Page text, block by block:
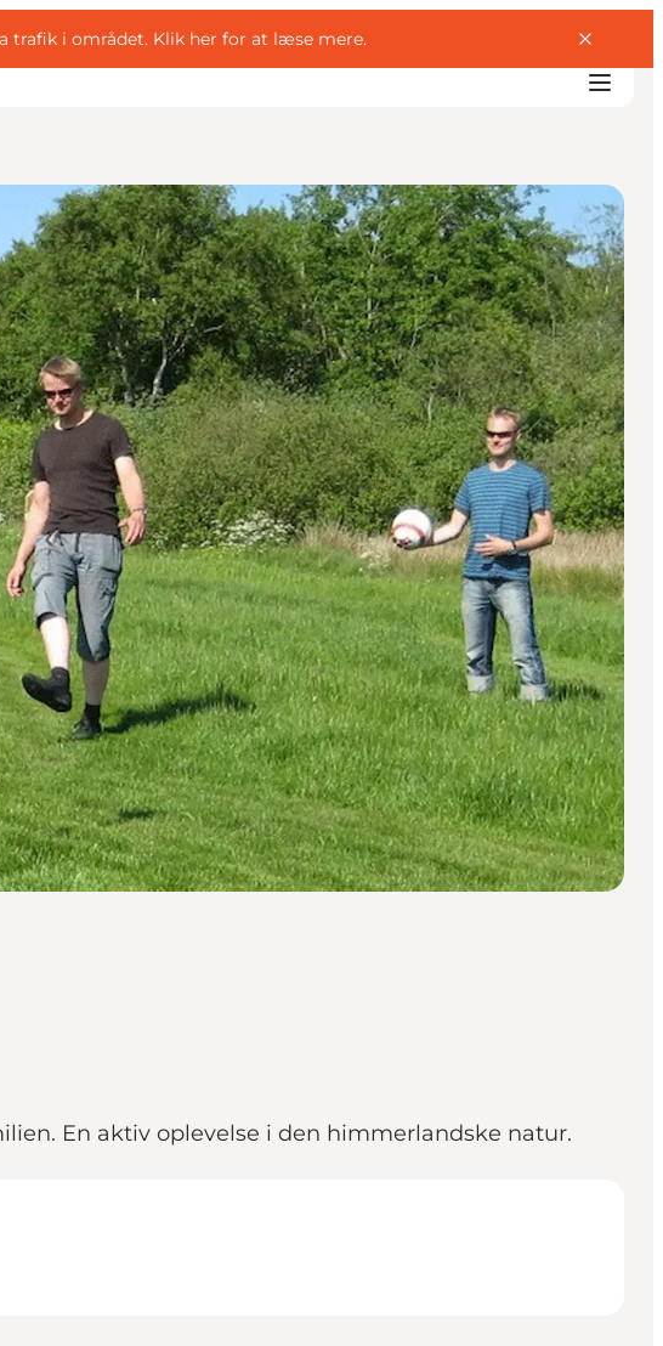
trafik i området. Klik her for at læse mere.
En aktiv oplevelse i den himmerlandske natur.